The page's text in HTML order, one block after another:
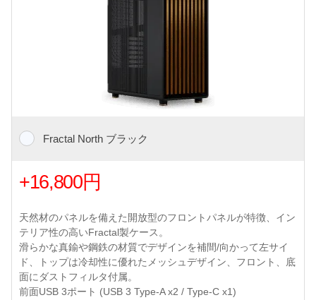
Fractal North ブラック
+16,800円
天然材のパネルを備えた開放型のフロントパネルが特徴、イン
テリア性の高いFractal製ケース。
滑らかな真鍮や鋼鉄の材質でデザインを補間/向かって左サイ
ド、トップは冷却性に優れたメッシュデザイン、フロント、底
面にダストフィルタ付属。
前面USB 3ポート (USB 3 Type-A x2 / Type-C x1)